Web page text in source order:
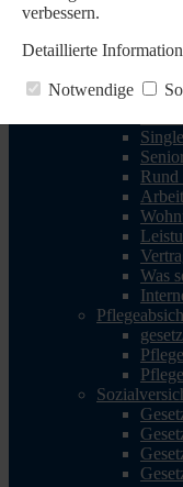
Reisen
Rund
Was
verbessern.
Detaillierte
Notwendige